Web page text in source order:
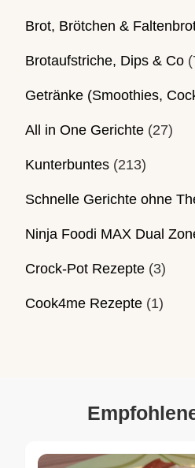
Brot, Brötchen &
Brotaufstriche, Dips & Co
Getränke (Smoothies,
All in One Gerichte (27)
Kunterbuntes (213)
Schnelle Gerichte ohne
Ninja Foodi MAX Dual
Crock-Pot Rezepte (3)
Cook4me Rezepte (1)